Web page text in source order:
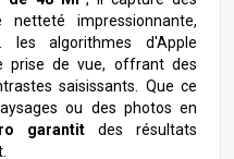
impressionnante,
algorithmes d'Apple
prise de vue, offrant des
saisissants. Que ce
ou des photos en
garantitdes résultats